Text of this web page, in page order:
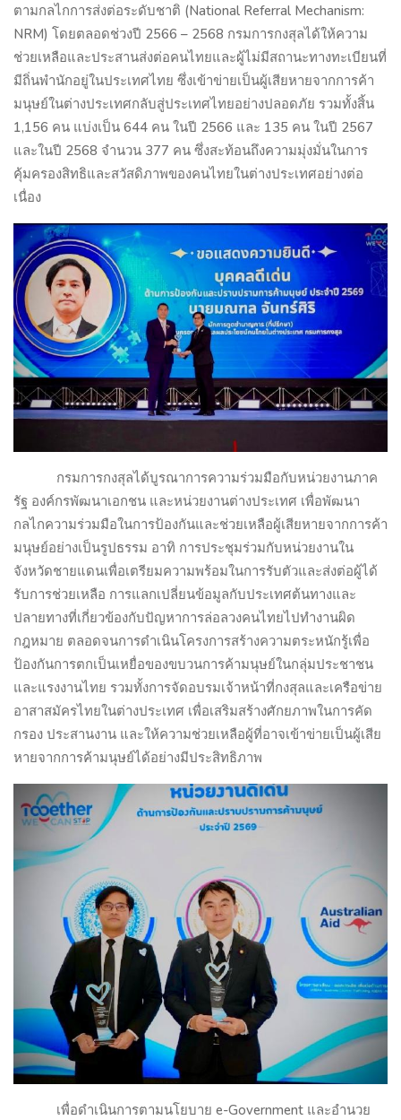
ตามกลไกการส่งต่อระดับชาติ (National Referral Mechanism:
NRM) โดยตลอดช่วงปี 2566 – 2568 กรมการกงสุลได้ให้ความ
ช่วยเหลือและประสานส่งต่อคนไทยและผู้ไม่มีสถานะทางทะเบียนที่
มีถิ่นพำนักอยู่ในประเทศไทย ซึ่งเข้าข่ายเป็นผู้เสียหายจากการค้า
มนุษย์ในต่างประเทศกลับสู่ประเทศไทยอย่างปลอดภัย รวมทั้งสิ้น
1,156 คน แบ่งเป็น 644 คน ในปี 2566 และ 135 คน ในปี 2567
และในปี 2568 จำนวน 377 คน ซึ่งสะท้อนถึงความมุ่งมั่นในการ
คุ้มครองสิทธิและสวัสดิภาพของคนไทยในต่างประเทศอย่างต่อ
เนื่อง
กรมการกงสุลได้บูรณาการความร่วมมือกับหน่วยงานภาค
รัฐ องค์กรพัฒนาเอกชน และหน่วยงานต่างประเทศ เพื่อพัฒนา
กลไกความร่วมมือในการป้องกันและช่วยเหลือผู้เสียหายจากการค้า
มนุษย์อย่างเป็นรูปธรรม อาทิ การประชุมร่วมกับหน่วยงานใน
จังหวัดชายแดนเพื่อเตรียมความพร้อมในการรับตัวและส่งต่อผู้ได้
รับการช่วยเหลือ การแลกเปลี่ยนข้อมูลกับประเทศต้นทางและ
ปลายทางที่เกี่ยวข้องกับปัญหาการล่อลวงคนไทยไปทำงานผิด
กฎหมาย ตลอดจนการดำเนินโครงการสร้างความตระหนักรู้เพื่อ
ป้องกันการตกเป็นเหยื่อของขบวนการค้ามนุษย์ในกลุ่มประชาชน
และแรงงานไทย รวมทั้งการจัดอบรมเจ้าหน้าที่กงสุลและเครือข่าย
อาสาสมัครไทยในต่างประเทศ เพื่อเสริมสร้างศักยภาพในการคัด
กรอง ประสานงาน และให้ความช่วยเหลือผู้ที่อาจเข้าข่ายเป็นผู้เสีย
หายจากการค้ามนุษย์ได้อย่างมีประสิทธิภาพ
เพื่อดำเนินการตามนโยบาย e-Government และอำนวย